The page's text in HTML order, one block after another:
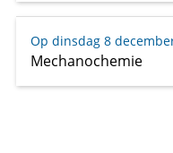
Op dinsdag 8
Mechanochemie